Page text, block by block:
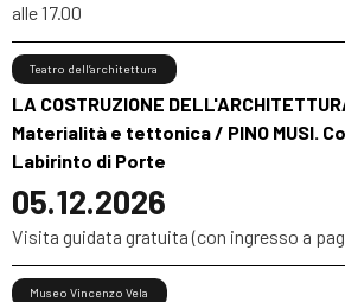
alle 17.00
LA COSTRUZIONE
Materialità e tettonica / PINO MUSI.
Labirinto di Porte
05.12.2026
Teatro dell’architettura
Visita guidata gratuita (con ingresso a
Museo Vincenzo Vela